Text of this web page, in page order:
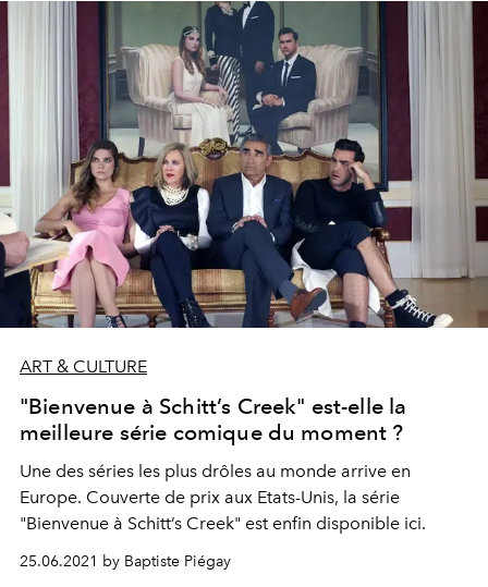
ART & CULTURE
"Bienvenue à Schitt’s Creek" est-elle la
meilleure série comique du moment ?
Une des séries les plus drôles au monde arrive en
Europe. Couverte de prix aux Etats-Unis, la série
"Bienvenue à Schitt’s Creek" est enfin disponible ici.
25.06.2021 by Baptiste Piégay